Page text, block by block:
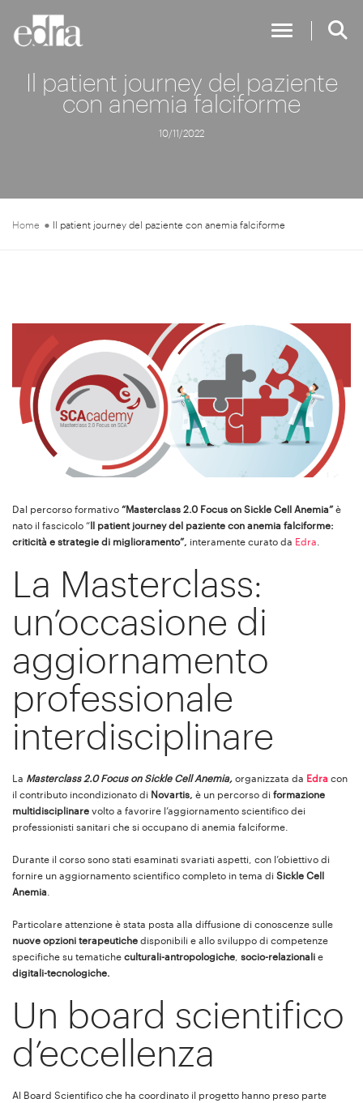
Toggle
Il patient journey del paziente
con anemia falciforme
10/11/2022
Home Il patient journey del paziente con anemia falciforme
Dal percorso formativo “Masterclass 2.0 Focus on Sickle Cell Anemia” è
nato il fascicolo “ Il patient journey del paziente con anemia falciforme:
criticità e strategie di miglioramento”, interamente curato da Edra.
La Masterclass:
un’occasione di
aggiornamento
professionale
interdisciplinare
La Masterclass 2.0 Focus on Sickle Cell Anemia, organizzata da Edra con
il contributo incondizionato di Novartis, è un percorso di formazione
multidisciplinare volto a favorire l’aggiornamento scientifico dei
professionisti sanitari che si occupano di anemia falciforme.
Durante il corso sono stati esaminati svariati aspetti, con l’obiettivo di
fornire un aggiornamento scientifico completo in tema di Sickle Cell
Anemia.
Particolare attenzione è stata posta alla diffusione di conoscenze sulle
nuove opzioni terapeutiche disponibili e allo sviluppo di competenze
specifiche su tematiche culturali-antropologiche, socio-relazionali e
digitali-tecnologiche.
Un board scientifico
d’eccellenza
Al Board Scientifico che ha coordinato il progetto hanno preso parte